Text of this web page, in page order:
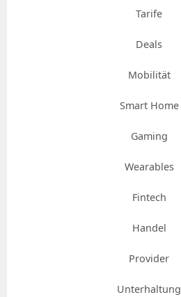
Tarife
Deals
Mobilität
Smart Home
Gaming
Wearables
Fintech
Handel
Provider
Unterhaltung